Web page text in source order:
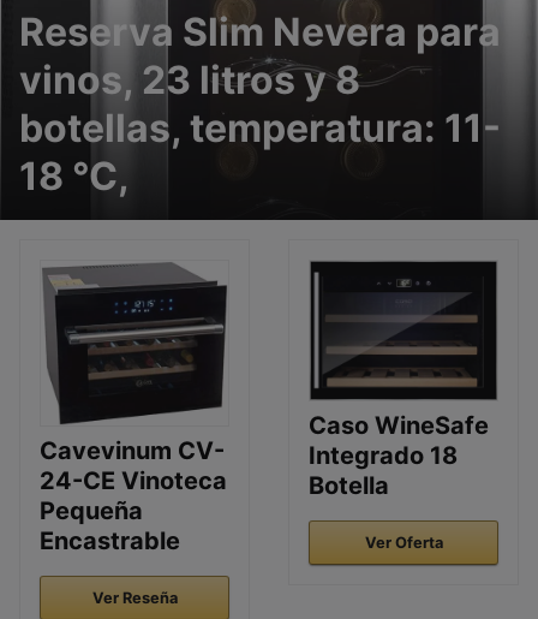
Reserva Slim Nevera para
vinos, 23 litros y 8
botellas, temperatura: 11-
18 °C,
Cavevinum CV-
24-CE Vinoteca
Pequeña
Encastrable
Ver Reseña
Caso WineSafe
Integrado 18
Botella
Ver Oferta